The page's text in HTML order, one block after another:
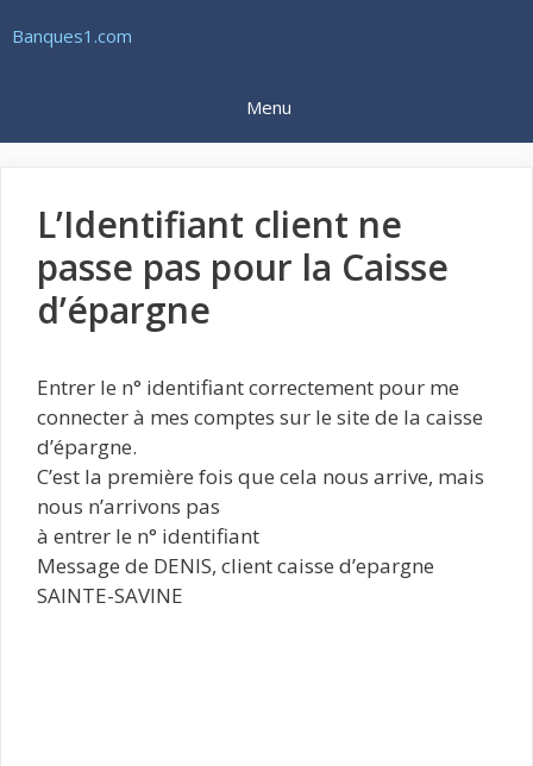
auBanques1.com
Menu
L’Identifiant client ne
passe pas pour la Caisse
d’épargne
Entrer le n° identifiant correctement pour me
connecter à mes comptes sur le site de la caisse
d’épargne.
C’est la première fois que cela nous arrive, mais
nous n’arrivons pas
à entrer le n° identifiant
Message de DENIS, client caisse d’epargne
SAINTE-SAVINE